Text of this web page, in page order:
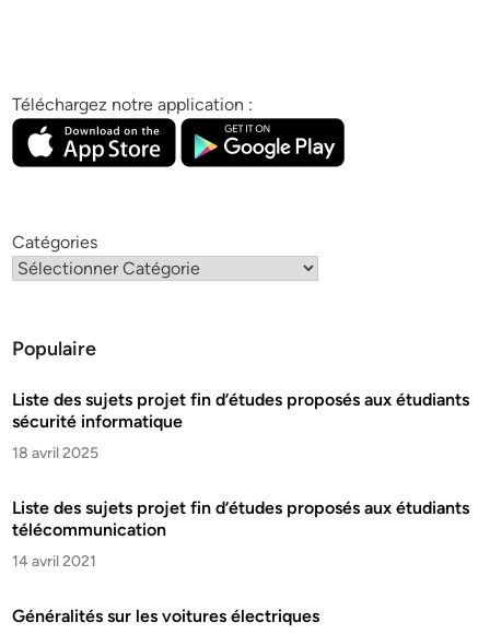
Téléchargez notre application :
Catégories
Populaire
Liste des sujets projet fin d’études proposés aux étudiants
sécurité informatique
18 avril 2025
Liste des sujets projet fin d’études proposés aux étudiants
télécommunication
14 avril 2021
Généralités sur les voitures électriques